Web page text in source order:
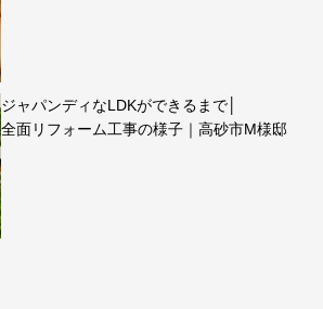
ジャパンディなLDKができるまで│
全面リフォーム工事の様子｜高砂市M様邸